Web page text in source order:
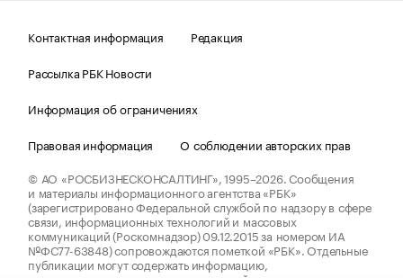
Контактная информация
Редакция
Рассылка РБК Новости
Информация об ограничениях
Правовая информация
О соблюдении авторских прав
© АО «РОСБИЗНЕСКОНСАЛТИНГ»,1995–2026.Сообщения
и материалы информационного агентства «РБК»
(зарегистрировано Федеральной службой по надзору в сфере
связи, информационных технологий и массовых
коммуникаций (Роскомнадзор) 09.12.2015 за номером ИА
№ФС77-63848) сопровождаются пометкой «РБК». Отдельные
публикации могут содержать информацию,